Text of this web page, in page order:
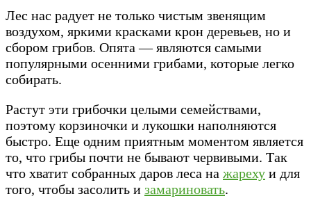
Лес нас радует не только чистым звенящим
воздухом, яркими красками крон деревьев, но и
сбором грибов. Опята — являются самыми
популярными осенними грибами, которые легко
собирать.
Растут эти грибочки целыми семействами,
поэтому корзиночки и лукошки наполняются
быстро. Еще одним приятным моментом является
то, что грибы почти не бывают червивыми. Так
что хватит собранных даров леса на жареху и для
того, чтобы засолить и замариновать.